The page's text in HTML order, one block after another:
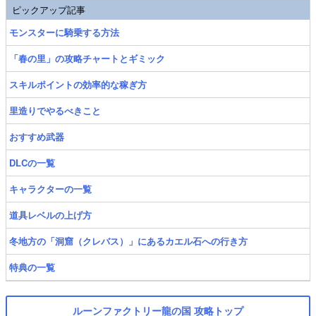
ピックアップ記事
モンスターに騎乗する方法
「春の里」の攻略チャートとギミック
スキルポイントの効率的な稼ぎ方
里造りでやるべきこと
おすすめ武器
DLCの一覧
キャラクターの一覧
道具レベルの上げ方
冬地方の「洞窟（クレバス）」にあるカエル石への行き方
特典の一覧
ルーンファクトリー龍の国 攻略トップ